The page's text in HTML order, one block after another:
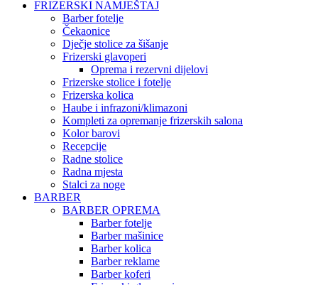
FRIZERSKI NAMJEŠTAJ
Barber fotelje
Čekaonice
Dječje stolice za šišanje
Frizerski glavoperi
Oprema i rezervni dijelovi
Frizerske stolice i fotelje
Frizerska kolica
Haube i infrazoni/klimazoni
Kompleti za opremanje frizerskih salona
Kolor barovi
Recepcije
Radne stolice
Radna mjesta
Stalci za noge
BARBER
BARBER OPREMA
Barber fotelje
Barber mašinice
Barber kolica
Barber reklame
Barber koferi